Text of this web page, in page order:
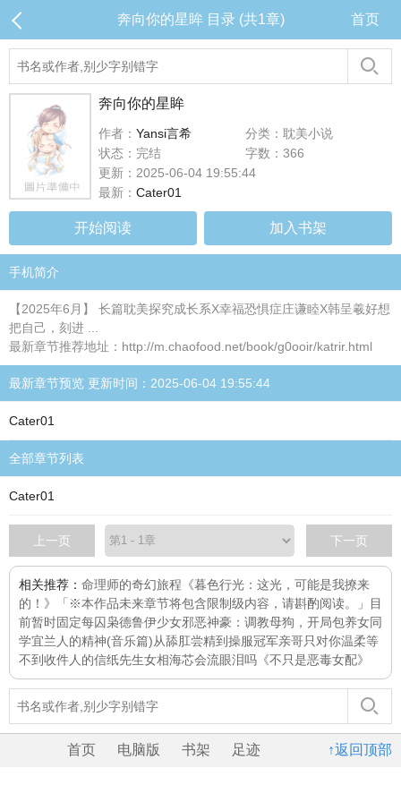
奔向你的星眸 目录 (共1章) 首页
奔向你的星眸
作者： Yansi言希
分类：耽美小说
状态：完结
字数：366
更新：2025-06-04 19:55:44
最新： Cater01
开始阅读 加入书架
手机简介
【2025年6月】 长篇耽美探究成长系X幸福恐惧症庄谦睦X韩呈羲好想
把自己，刻进 ...
最新章节推荐地址：http://m.chaofood.net/book/g0ooir/katrir.html
最新章节预览 更新时间：2025-06-04 19:55:44
Cater01
全部章节列表
Cater01
上一页 下一页
相关推荐： 命理师的奇幻旅程 《暮色行光：这光，可能是我撩来
的！》「※本作品未来章节将包含限制级内容，请斟酌阅读。」目
前暂时固定每囚枭德鲁伊少女邪恶神豪：调教母狗，开局包养女同
学宜兰人的精神(音乐篇)从舔肛尝精到操服冠军亲哥只对你温柔等
不到收件人的信纸先生女相海芯会流眼泪吗 《不只是恶毒女配》
↑返回顶部
首页 电脑版 书架 足迹